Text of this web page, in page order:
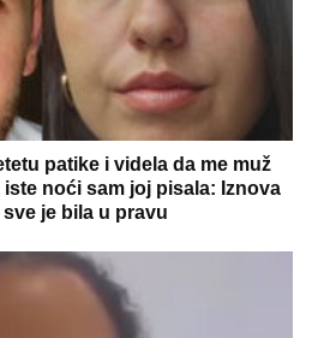
patike i videla da me muž
noći sam joj pisala: Iznova
je bila u pravu